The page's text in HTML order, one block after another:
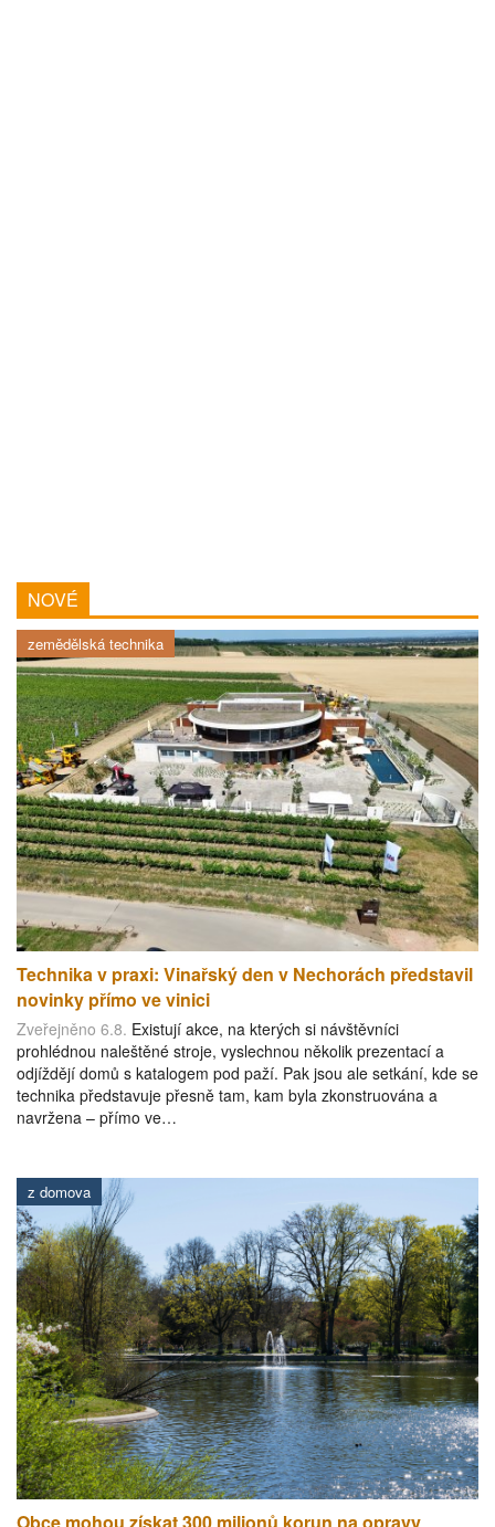
NOVÉ
zemědělská technika
Technika v praxi: Vinařský den v Nechorách představil
novinky přímo ve vinici
Zveřejněno 6.8. Existují akce, na kterých si návštěvníci
prohlédnou naleštěné stroje, vyslechnou několik prezentací a
odjíždějí domů s katalogem pod paží. Pak jsou ale setkání, kde se
technika představuje přesně tam, kam byla zkonstruována a
navržena – přímo ve…
z domova